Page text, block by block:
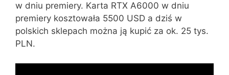
w dniu premiery. Karta RTX A6000 w dniu
premiery kosztowała 5500 USD a dziś w
polskich sklepach można ją kupić za ok. 25 tys.
PLN.